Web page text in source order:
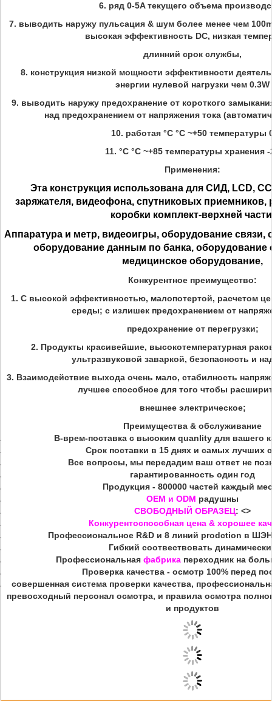
6. ряд 0-5A текущего объема
7. выводить наружу пульсация & шум более менее чем
высокая эффективность DC, низкая
длинний срок службы,
8. конструкция низкой мощности эффективности
энергии нулевой нагрузки чем 0.3W
9. выводить наружу предохранение от короткого
над предохранением от напряжения тока
10. работая °C °C ~+50 температуры
11. °C °C ~+85 температуры хранения -
Применения:
Эта конструкция использована для СИД, LCD,
заряжателя, видеофона, спутниковых
коробки комплект-верхней
Аппаратура и метр, видеоигры, оборудование связи,
оборудование данным по банка, оборудование
медицинское оборудование,
Конкурентное преимущество:
1. С высокой эффективностью, малопотертой, расчетом
среды; с излишек предохранением от
предохранение от перегрузки;
2. Продукты красивейшие, высокотемпературная
ультразвуковой заваркой, безопасность и
3. Взаимодействие выхода очень мало, стабилность
лучшее способное для того чтобы
внешнее электрическое;
Преимущества & обслуживание
В-врем-поставка с высоким quanlity для вашего
Срок поставки в 15 днях и самых лучших
Все вопросы, мы передадим ваш ответ не
гарантированность один год
Продукция - 800000 частей каждый
OEM и ODM радушны
СВОБОДНЫЙ ОБРАЗЕЦ: <>
Конкурентоспособная цена & хорошее
Профессиональное R&D и 8 линий prodction в
Гибкий соотвествовать
Профессиональная фабрикапереходник на
Проверка качества - осмотр 100% перед
совершенная система проверки качества,
превосходный персонал осмотра, и правила осмотра
и продуктов